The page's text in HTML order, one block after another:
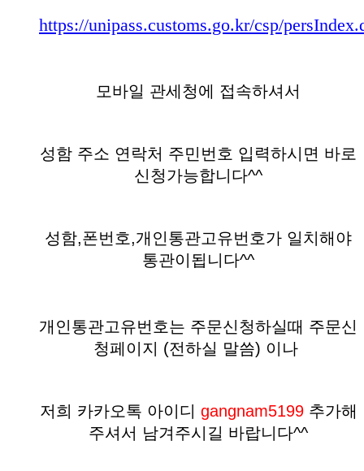
https://unipass.customs.go.kr/csp/
모바일 관세청에 접속하셔서
성함 주소 연락처 주민번호 입력하시면 바로
신청가능합니다^^
성함,폰번호,개인통관고유번호가 일치해야
통관이됩니다^^
개인통관고유번호는 주문신청하실때 주문신
청페이지 (전하실 말씀) 이나
저희 카카오톡 아이디 gangnam5199추가해
주셔서 남겨주시길 바랍니다^^